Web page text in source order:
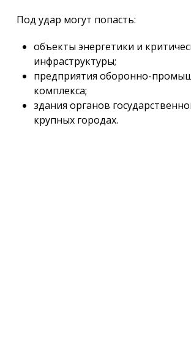
Под удар могут попасть:
объекты энергетики и
инфраструктуры;
предприятия оборонно-
комплекса;
здания органов
крупных городах.